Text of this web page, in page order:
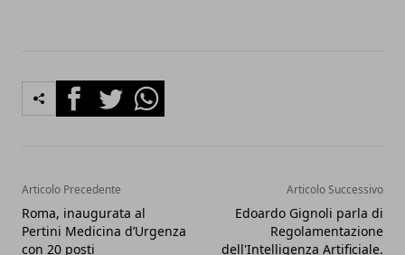
FacebookTwitterWhatsapp
Articolo Precedente
Roma, inaugurata al
Pertini Medicina d’Urgenza
con 20 posti
Articolo Successivo
Edoardo Gignoli parla di
Regolamentazione
dell'Intelligenza Artificiale.